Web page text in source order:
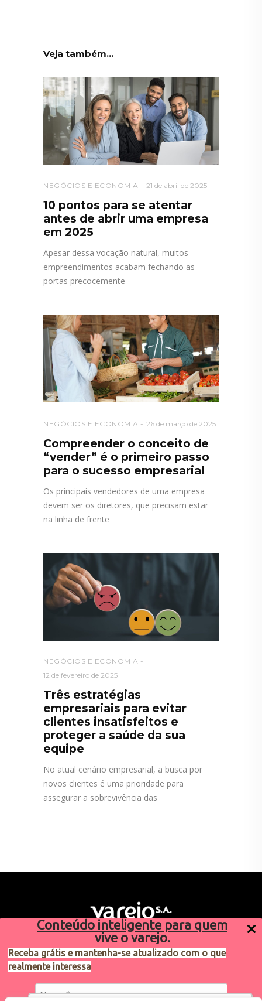
Conteúdo inteligente para quem
vive o varejo.
Receba grátis e mantenha-se atualizado com o que
realmente interessa
Veja também...
NEGÓCIOS E ECONOMIA 21 de abril de 2025
10 pontos para se atentar
antes de abrir uma empresa
em 2025
Apesar dessa vocação natural, muitos
empreendimentos acabam fechando as
portas precocemente
NEGÓCIOS E ECONOMIA 26 de março de 2025
Compreender o conceito de
“vender” é o primeiro passo
para o sucesso empresarial
Os principais vendedores de uma empresa
devem ser os diretores, que precisam estar
na linha de frente
NEGÓCIOS E ECONOMIA
12 de fevereiro de 2025
Três estratégias
empresariais para evitar
clientes insatisfeitos e
proteger a saúde da sua
equipe
No atual cenário empresarial, a busca por
novos clientes é uma prioridade para
assegurar a sobrevivência das
Sugestões de pauta
varejosa@cndl.org.br